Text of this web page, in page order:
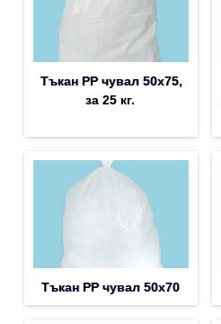
Тъкан PP чувал 50х75,
за 25 кг.
Тъкан PP чувал 50х70